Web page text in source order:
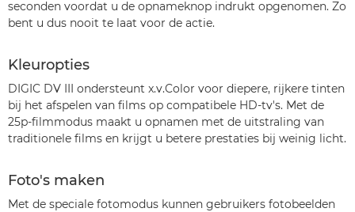
seconden voordat u de opnameknop indrukt opgenomen. Zo
bent u dus nooit te laat voor de actie.
Kleuropties
DIGIC DV III ondersteunt x.v.Color voor diepere, rijkere tinten
bij het afspelen van films op compatibele HD-tv's. Met de
25p-filmmodus maakt u opnamen met de uitstraling van
traditionele films en krijgt u betere prestaties bij weinig licht.
Foto's maken
Met de speciale fotomodus kunnen gebruikers fotobeelden